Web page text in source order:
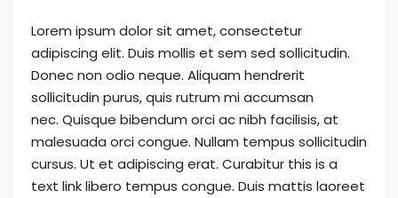
Lorem ipsum dolor sit amet, consectetur
adipiscing elit. Duis mollis et sem sed sollicitudin.
Donec non odio neque. Aliquam hendrerit
sollicitudin purus, quis rutrum mi accumsan
nec. Quisque bibendum orci ac nibh facilisis, at
malesuada orci congue. Nullam tempus sollicitudin
cursus. Ut et adipiscing erat. Curabitur this is a
text link libero tempus congue. Duis mattis laoreet